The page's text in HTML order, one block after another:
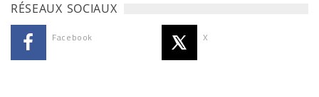
RÉSEAUX SOCIAUX
Facebook X